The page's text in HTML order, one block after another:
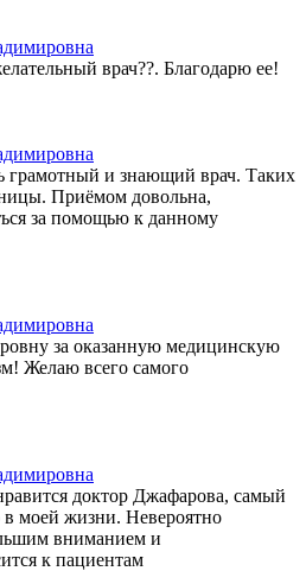
врач??. Благодарю ее!
грамотный и знающий врач. Таких
Приёмом довольна,
за помощью к данному
за оказанную медицинскую
Желаю всего самого
доктор Джафарова, самый
в моей жизни. Невероятно
вниманием и
к пациентам